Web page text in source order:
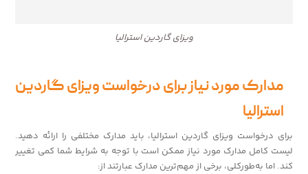
ویزای گاردین استرالیا
مدارک مورد نیاز برای درخواست ویزای گاردین
استرالیا
برای درخواست ویزای گاردین استرالیا، باید مدارک مختلفی را ارائه دهید.
لیست کامل مدارک مورد نیاز ممکن است با توجه به شرایط شما کمی تغییر
کند. اما به‌طورکلی، برخی از مهم‌ترین مدارک عبارتند از: